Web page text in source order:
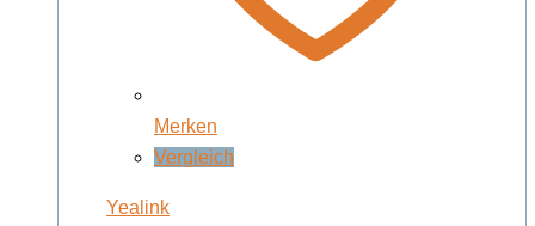
Merken
Vergleich
Yealink